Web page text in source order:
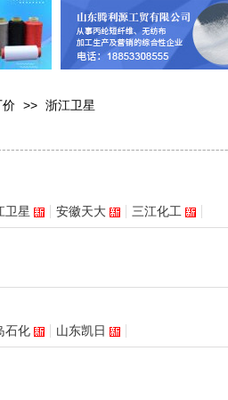
价 >> 浙江卫星
卫星 安徽天大 三江化工
石化 山东凯日